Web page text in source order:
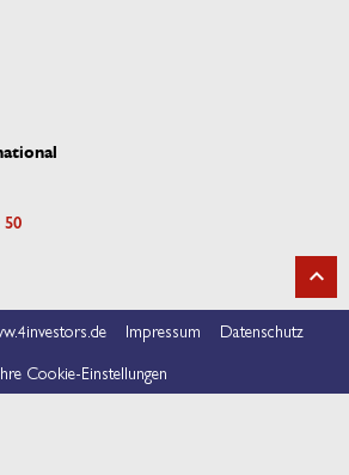
Impressum
Datenschutz
Cookie-Einstellungen